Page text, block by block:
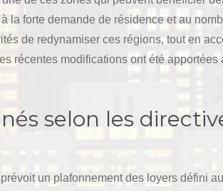
la forte demande de résidence et au
de redynamiser ces régions, tout en
récentes modifications ont été
selon les
un plafonnement des loyers défini